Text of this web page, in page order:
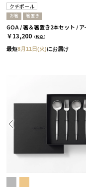
クチポール
お箸 箸置き
￥13,200 （税込）
最短8月11日(火)にお届け